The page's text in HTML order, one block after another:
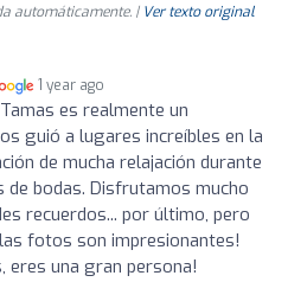
automáticamente. | Ver texto original
1 year ago
es realmente un
guió a lugares increíbles en la
de mucha relajación durante
bodas. Disfrutamos mucho
recuerdos... por último, pero
fotos son impresionantes!
eres una gran persona!